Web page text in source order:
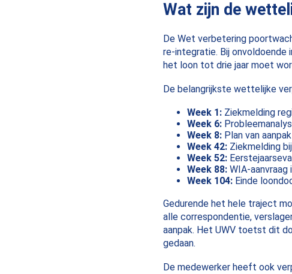
Wat zijn de
De Wet verbetering
re-integratie. Bij onvoldoende
het loon tot drie jaar moet
De belangrijkste wettelijke
Week 1: Ziekmelding
Week 6:
Week 8: Plan van
Week 42: Ziekmelding
Week 52:
Week 88: WIA-aanvraag
Week 104: Einde
Gedurende het hele traject
alle correspondentie,
aanpak. Het UWV toetst dit
gedaan.
De medewerker heeft ook